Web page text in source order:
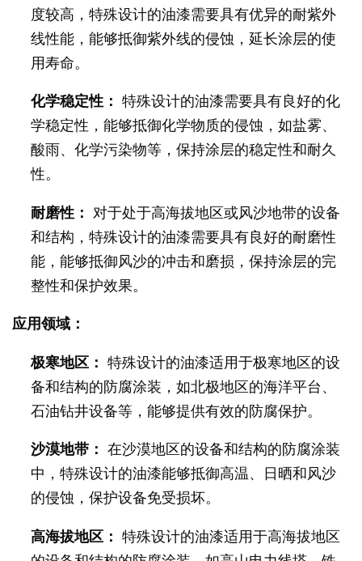
度较高，特殊设计的油漆需要具有优异的耐紫外
线性能，能够抵御紫外线的侵蚀，延长涂层的使
用寿命。
化学稳定性： 特殊设计的油漆需要具有良好的化
学稳定性，能够抵御化学物质的侵蚀，如盐雾、
酸雨、化学污染物等，保持涂层的稳定性和耐久
性。
耐磨性： 对于处于高海拔地区或风沙地带的设备
和结构，特殊设计的油漆需要具有良好的耐磨性
能，能够抵御风沙的冲击和磨损，保持涂层的完
整性和保护效果。
应用领域：
极寒地区： 特殊设计的油漆适用于极寒地区的设
备和结构的防腐涂装，如北极地区的海洋平台、
石油钻井设备等，能够提供有效的防腐保护。
沙漠地带： 在沙漠地区的设备和结构的防腐涂装
中，特殊设计的油漆能够抵御高温、日晒和风沙
的侵蚀，保护设备免受损坏。
高海拔地区： 特殊设计的油漆适用于高海拔地区